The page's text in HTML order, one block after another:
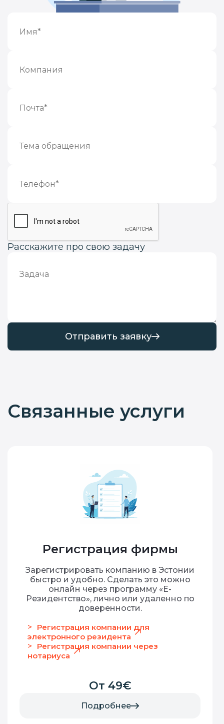
Расскажите про свою задачу
Отправить заявку
Связанные услуги
Регистрация фирмы
Зарегистрировать компанию в Эстонии
быстро и удобно. Сделать это можно
онлайн через программу «Е-
Резидентство», лично или удаленно по
доверенности.
Регистрация компании для
электронного резидента
Регистрация компании через
нотариуса
От 49€
Подробнее